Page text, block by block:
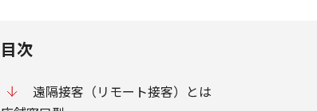
目次
遠隔接客（リモート接客）とは